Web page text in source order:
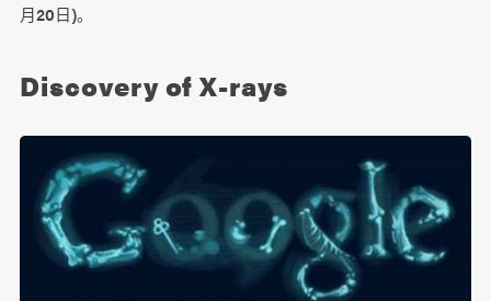
月20日)。
Discovery of X-rays